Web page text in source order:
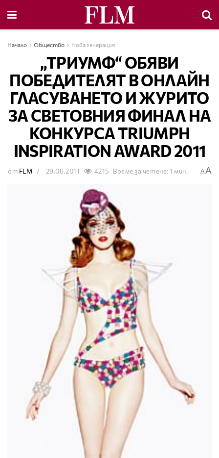
Начало Общество Нова генерация
„ТРИУМФ“ ОБЯВИ
ПОБЕДИТЕЛЯТ В ОНЛАЙН
ГЛАСУВАНЕТО И ЖУРИТО
ЗА СВЕТОВНИЯ ФИНАЛ НА
КОНКУРСА TRIUMPH
INSPIRATION AWARD 2011
от FLM 29.06.2011 4215 Време за четене: 1 мин. AA